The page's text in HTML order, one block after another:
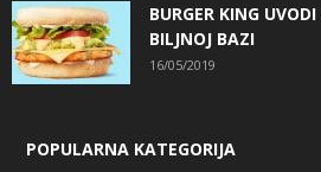
BURGER KING
BILJNOJ BAZI
16/05/2019
POPULARNA KATEGORIJA